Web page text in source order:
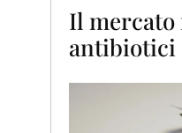
Il mercato
antibiotici